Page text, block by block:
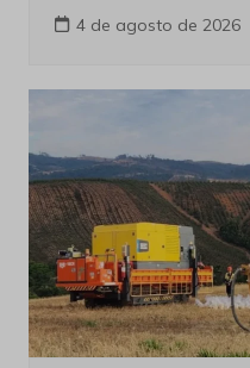
4 de agosto de 2026